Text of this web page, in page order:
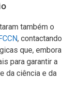
também o
, contactando
que, embora
para garantir a
da ciência e da